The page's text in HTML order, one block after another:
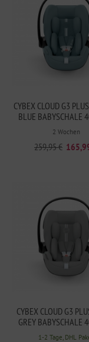
CYBEX CLOUD G3
BLUE BABYSCHALE
2 Wochen
259,95 €
CYBEX CLOUD G3
GREY BABYSCHALE
1-2 Tage, DHL